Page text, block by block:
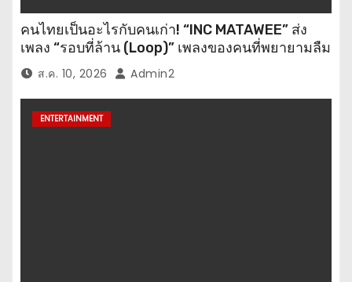
คนไทยเป็นอะไรกับคนเก่า! “INC MATAWEE” ส่ง
เพลง “รอบที่ล้าน (Loop)” เพลงของคนที่พยายามลืม
แต่หัวใจยังวนกลับไปที่เดิม
ส.ค. 10, 2026 Admin2
ENTERTAINMENT